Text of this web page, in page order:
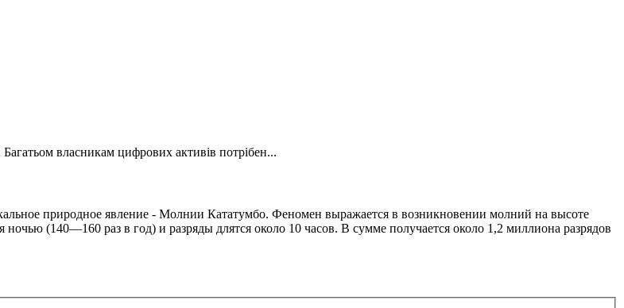
власникам цифрових активів потрібен...
природное явление - Молнии Кататумбо. Феномен выражается в возникновении молний на высоте
(140—160 раз в год) и разряды длятся около 10 часов. В сумме получается около 1,2 миллиона разрядов